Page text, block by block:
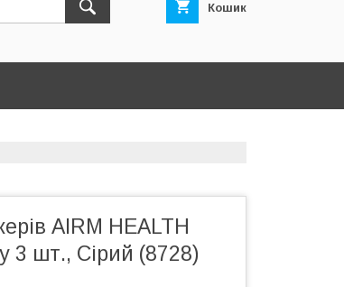
Кошик
AIRM HEALTH
3 шт., Сірий (8728)